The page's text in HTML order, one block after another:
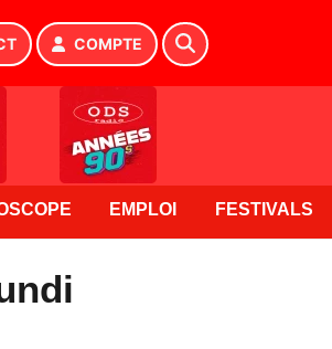
COMPTE
EMPLOI FESTIVALS